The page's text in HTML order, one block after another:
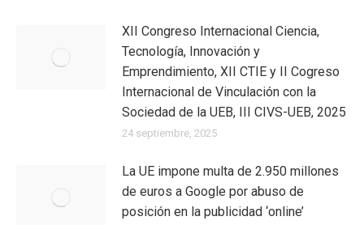
XII Congreso Internacional Ciencia,
Tecnología, Innovación y
Emprendimiento, XII CTIE y II Cogreso
Internacional de Vinculación con la
Sociedad de la UEB, III CIVS-UEB, 2025
24 septiembre, 2025
La UE impone multa de 2.950 millones
de euros a Google por abuso de
posición en la publicidad ‘online’